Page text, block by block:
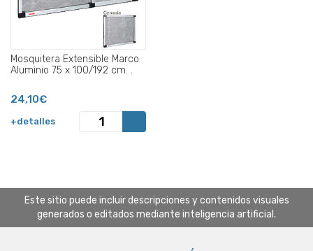
Mosquitera Extensible Marco
Aluminio 75 x 100/192 cm. .
24,10€
+detalles
Este sitio puede incluir descripciones y contenidos visuales
generados o editados mediante inteligencia artificial.